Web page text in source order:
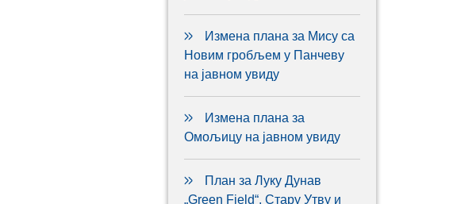
Измена плана за Мису са
Новим гробљем у Панчеву
на јавном увиду
Измена плана за
Омољицу на јавном увиду
План за Луку Дунав
„Green Field“, Стару Утву и